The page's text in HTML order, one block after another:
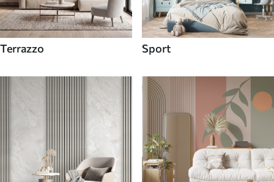
Terrazzo Sport